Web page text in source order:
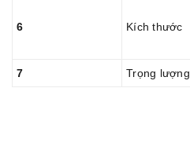
6 Kích thước
7 Trọng lượng